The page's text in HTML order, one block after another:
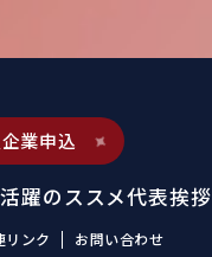
業申込
躍のススメ代表挨拶
リンク お問い合わせ